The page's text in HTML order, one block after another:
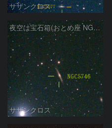
サザンクロス
夜空は宝石箱(おとめ座 NGC5746) Seestar50
サザンクロス